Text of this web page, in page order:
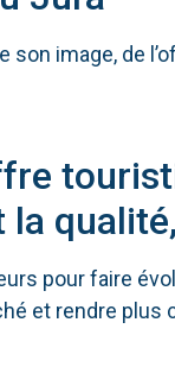
son image, de
la qualité,
pour faire
et rendre plus